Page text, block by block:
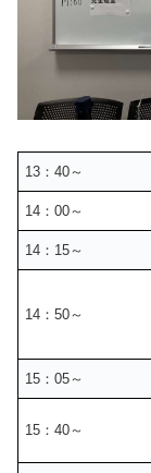
13：40～
14：00～
14：15～
14：50～
15：05～
15：40～